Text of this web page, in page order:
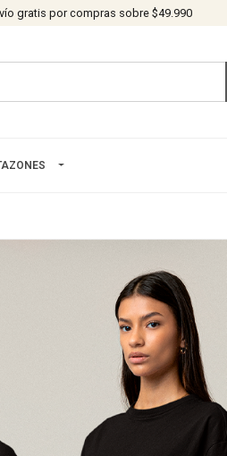
gratis por compras sobre $49.990